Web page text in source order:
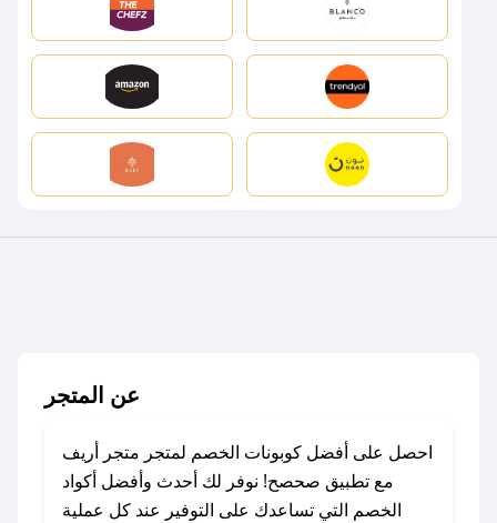
عن المتجر
احصل على أفضل كوبونات الخصم لمتجر متجر أريف
مع تطبيق صحصح! نوفر لك أحدث وأفضل أكواد
الخصم التي تساعدك على التوفير عند كل عملية